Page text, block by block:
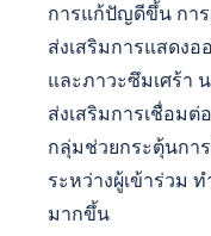
การแก้ปัญดีขึ้น การ
ส่งเสริมการแสดง
และภาวะซึมเศร้า
ส่งเสริมการเชื่อมต่
กลุ่มช่วยกระตุ้นกา
ระหว่างผู้เข้าร่วม
มากขึ้น